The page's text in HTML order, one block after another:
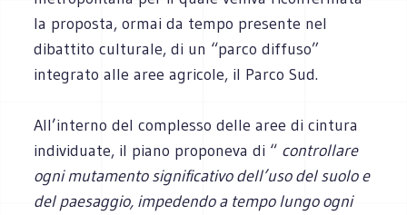
la proposta, ormai da tempo presente nel
dibattito culturale, di un “parco diffuso”
integrato alle aree agricole, il Parco Sud.
All’interno del complesso delle aree di cintura
individuate, il piano proponeva di “ controllare
ogni mutamento significativo dell’uso del suolo e
del paesaggio, impedendo a tempo lungo ogni